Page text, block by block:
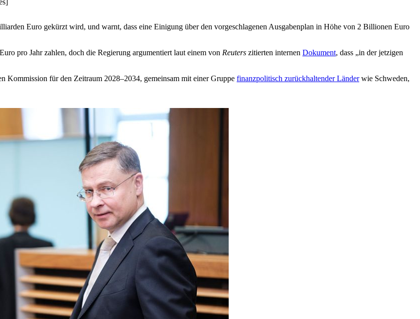
Euro gekürzt wird, und warnt, dass eine Einigung über den vorgeschlagenen Ausgabenplan in Höhe von 2 Billionen Euro
pro Jahr zahlen, doch die Regierung argumentiert laut einem von Reuters zitierten internen Dokument, dass „in der jetzigen
Kommission für den Zeitraum 2028–2034, gemeinsam mit einer Gruppe finanzpolitisch zurückhaltender Länderwie Schweden,